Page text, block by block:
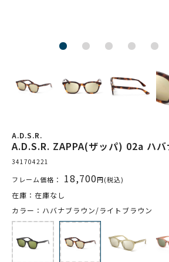
A.D.S.R.
A.D.S.R. ZAPPA(ザッパ) 02a ハバ
341704221
フレーム価格： 18,700円(税込)
在庫：在庫なし
カラー：ハバナブラウン/ライトブラウン